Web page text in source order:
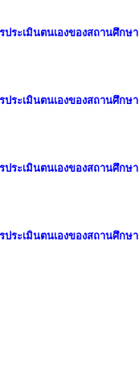
ประเมินตนเองของสถานศึกษา
ประเมินตนเองของสถานศึกษา
ประเมินตนเองของสถานศึกษา
ประเมินตนเองของสถานศึกษา